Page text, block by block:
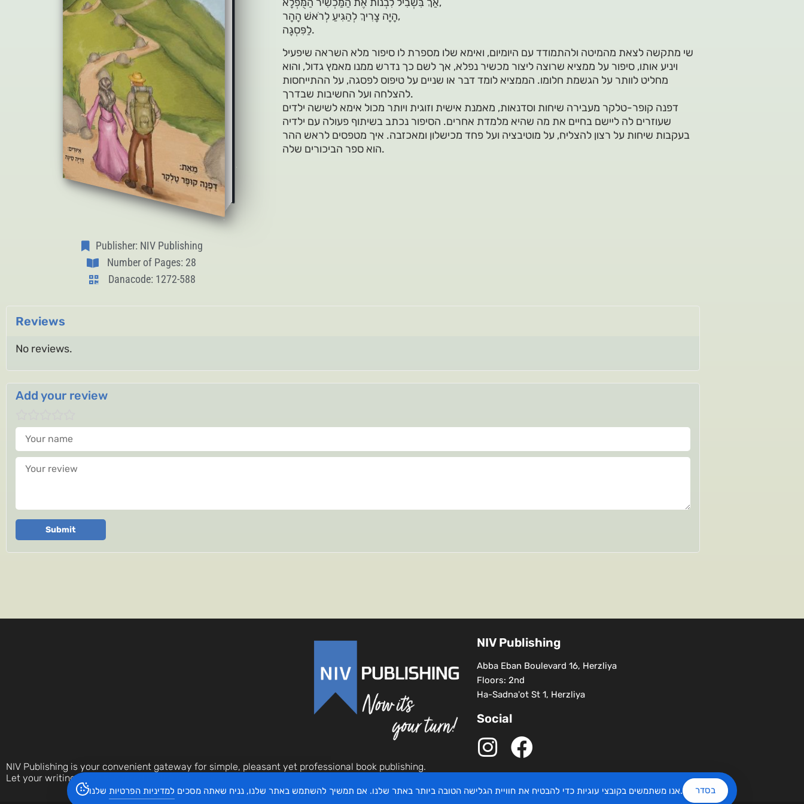
Publisher: NIV Publishing
Number of Pages: 28
Danacode: 1272-588
הָיָה צָרִיךְ לְהַגִּיעַ לְרֹאשׁ הָהָר,
לַפִּסְגָּה.
שי מתקשה לצאת מהמיטה ולהתמודד עם היומיום, ואימא שלו מספרת לו סיפור מלא השראה שיפעיל
ויניע אותו, סיפור על ממציא שרוצה ליצור מכשיר נפלא, אך לשם כך נדרש ממנו מאמץ גדול, והוא
מחליט לוותר על הגשמת חלומו. הממציא לומד דבר או שניים על טיפוס לפסגה, על ההתייחסות
להצלחה ועל החשיבות שבדרך.
דפנה קופר-טלקר מעבירה שיחות וסדנאות, מאמנת אישית וזוגית ויותר מכול אימא לשישה ילדים
שעוזרים לה ליישם בחיים את מה שהיא מלמדת אחרים. הסיפור נכתב בשיתוף פעולה עם ילדיה
בעקבות שיחות על רצון להצליח, על מוטיבציה ועל פחד מכישלון ומאכזבה. איך מטפסים לראש ההר
הוא ספר הביכורים שלה.
Reviews
No reviews.
Add your review
Your name
Your review
Submit
NIV Publishing is your convenient gateway for simple, pleasant yet professional book publishing.
Let your writings be discovered by the world today.
NIV Publishing
Abba Eban Boulevard 16, Herzliya
Floors: 2nd
Ha-Sadna'ot St 1, Herzliya
Social
אנו משתמשים בקובצי עוגיות כדי להבטיח את חוויית הגלישה הטובה ביותר באתר שלנו. אם תמשיך להשתמש באתר שלנו, נניח שאתה מסכים למדיניות הפרטיות שלנו. בסדר